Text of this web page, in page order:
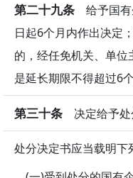
第二十九条 给予国有
日起6个月内作出决定
的，经任免机关、单
是延长期限不得超过6个
第三十条 决定给予处
处分决定书应当载明下